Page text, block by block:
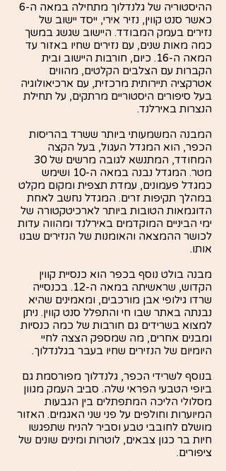
ההיסטוריה של גלנדלוך מתחילה במאה ה-6
כאשר סנט קווין, נזיר אירי, ייסד יישוב של
נזירים בעמק המבודד. היישוב שגשג במשך
כמה מאות שנים, עם נזירים שחיו באזור עד
המאה ה-16. כיום, חורבות היישוב ובית
הקברות עם הצלבים הקלטים, מהווים
אטרקציה תיירותית מרכזית, עם ארכיאולוגיה
בעל סיפורים היסטוריים מרתקים, על תחילת
הנצרות באירלנד.
המבנה המשמעותי ביותר ששרד בהריסות
הכפר, הוא המגדל העגול, בעל הקצה
המחודד, המתנשא לגובה מרשים של 30
מטר. המגדל נבנה במאה ה-10 ושימש
כמגדל פעמונים, עמדת תצפית ומקום מקלט
במהלך תקיפות זרים. המגדל נחשב לאחת
הדוגמאות הטובות ביותר לארכיטקטורה של
ימי הביניים המוקדמים באירלנד ומהווה עדות
לכושר ההמצאה והאומנות של הנזירים שבנו
אותו.
מבנה בולט נוסף בכפר הוא כנסיית קווין
הקדוש, שראשיתה במאה ה-12. בכנסייה
שרדו גילופי אבן מורכבים, ומאמינים שהיא
נבנתה באתר שבו חי והתפלל סנט קווין. ניתן
למצוא בשרידים גם חורבות של כמה כנסיות
ומבנים אחרים, מה שמספק הצצה לחיי
היומיום של הנזירים שחיו בעבר בגלנדלוך.
בנוסף לשרידי הכפר, גלנדלוך מפורסמת גם
ביופי הטבעי הפראי שלה. סביב העמק מגוון
מסלולי הליכה המתפתלים בין הגבעות
המיוערות וחולפים על פני שני האגמים. האזור
מושלם לחובבי טבע וסביר להניח שתפגשו
חיות בר כגון צבאים, לוטרות ומינים שונים של
ציפורים.